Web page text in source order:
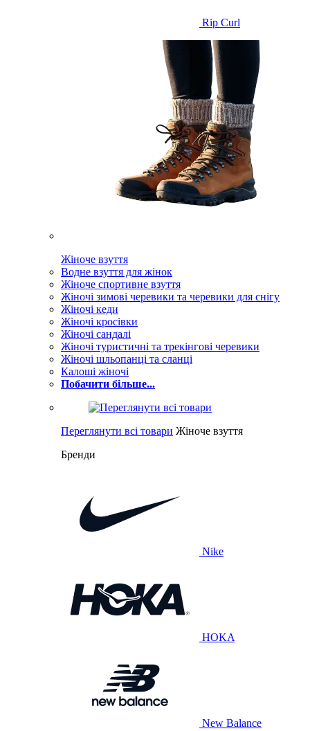
Rip Curl
Жіноче взуття
Водне взуття для жінок
Жіноче спортивне взуття
Жіночі зимові черевики та черевики для снігу
Жіночі кеди
Жіночі кросівки
Жіночі сандалі
Жіночі туристичні та трекінгові черевики
Жіночі шльопанці та сланці
Калоші жіночі
Побачити більше...
Переглянути всі товари Жіноче взуття
Бренди
Nike
HOKA
New Balance